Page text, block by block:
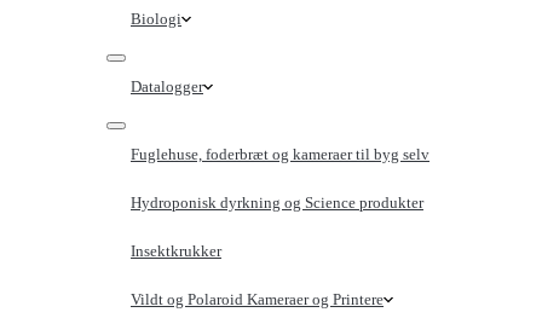
Biologi
Datalogger
Fuglehuse, foderbræt og kameraer til byg selv
Hydroponisk dyrkning og Science produkter
Insektkrukker
Vildt og Polaroid Kameraer og Printere